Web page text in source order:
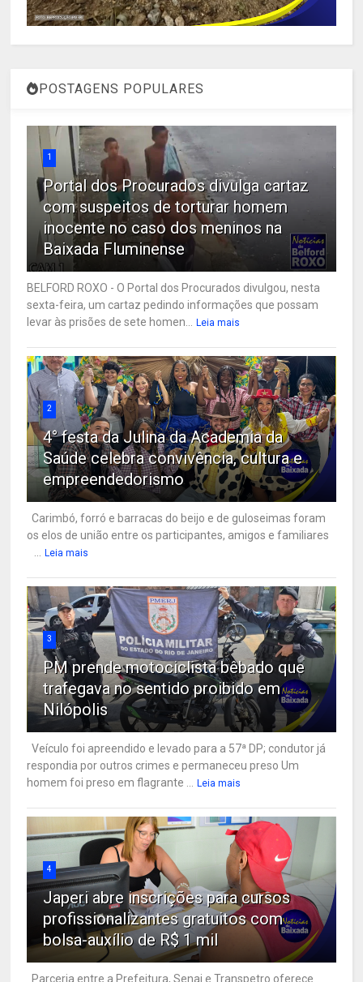
POSTAGENS POPULARES
1
Portal dos Procurados divulga cartaz
com suspeitos de torturar homem
inocente no caso dos meninos na
Baixada Fluminense
BELFORD ROXO - O Portal dos Procurados divulgou, nesta
sexta-feira, um cartaz pedindo informações que possam
levar às prisões de sete homen... Leia mais
2
4° festa da Julina da Academia da
Saúde celebra convivência, cultura e
empreendedorismo
Carimbó, forró e barracas do beijo e de guloseimas foram
os elos de união entre os participantes, amigos e familiares
... Leia mais
3
PM prende motociclista bêbado que
trafegava no sentido proibido em
Nilópolis
Veículo foi apreendido e levado para a 57ª DP; condutor já
respondia por outros crimes e permaneceu preso Um
homem foi preso em flagrante ... Leia mais
4
Japeri abre inscrições para cursos
profissionalizantes gratuitos com
bolsa-auxílio de R$ 1 mil
Parceria entre a Prefeitura, Senai e Transpetro oferece